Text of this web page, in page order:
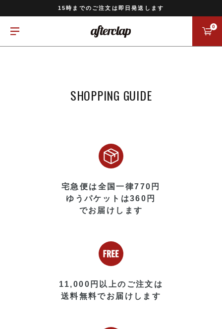
15時までのご注文は即日発送します
0
SHOPPING GUIDE
宅急便は全国一律770円
ゆうパケットは360円
でお届けします
11,000円以上のご注文は
送料無料でお届けします